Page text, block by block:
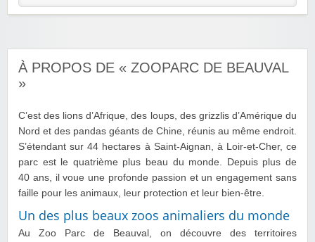
À PROPOS DE « ZOOPARC DE BEAUVAL
»
C’est des lions d’Afrique, des loups, des grizzlis d’Amérique du
Nord et des pandas géants de Chine, réunis au même endroit.
S’étendant sur 44 hectares à Saint-Aignan, à Loir-et-Cher, ce
parc est le quatrième plus beau du monde. Depuis plus de
40 ans, il voue une profonde passion et un engagement sans
faille pour les animaux, leur protection et leur bien-être.
Un des plus beaux zoos animaliers du monde
Au Zoo Parc de Beauval, on découvre des territoires